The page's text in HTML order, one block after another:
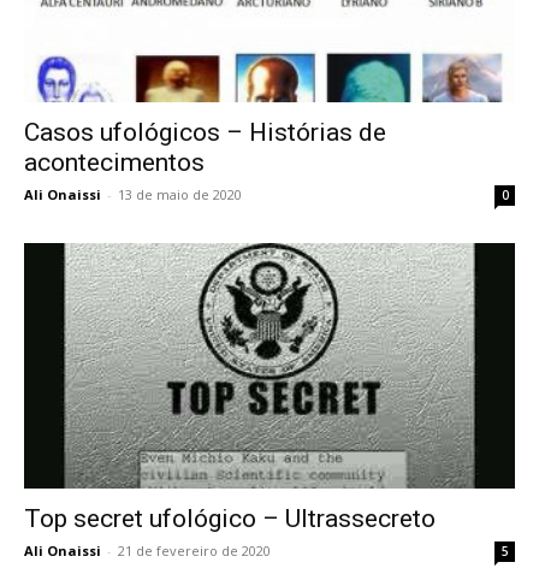
Casos ufológicos – Histórias de
acontecimentos
Ali Onaissi - 13 de maio de 2020 0
Top secret ufológico – Ultrassecreto
Ali Onaissi - 21 de fevereiro de 2020 5